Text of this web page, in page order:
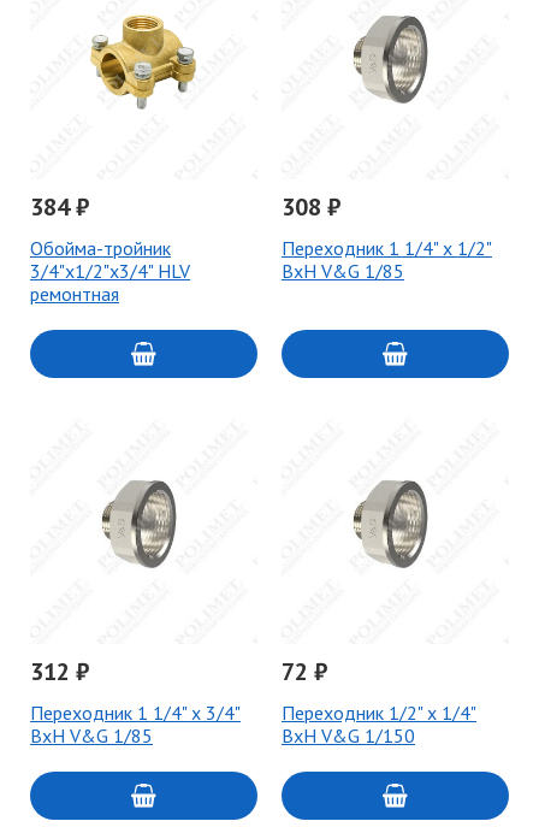
384 ₽
Обойма-тройник
3/4"х1/2"х3/4" HLV
ремонтная
308 ₽
Переходник 1 1/4" х 1/2"
ВхН V&G 1/85
312 ₽
Переходник 1 1/4" х 3/4"
ВхН V&G 1/85
72 ₽
Переходник 1/2" x 1/4"
ВхН V&G 1/150